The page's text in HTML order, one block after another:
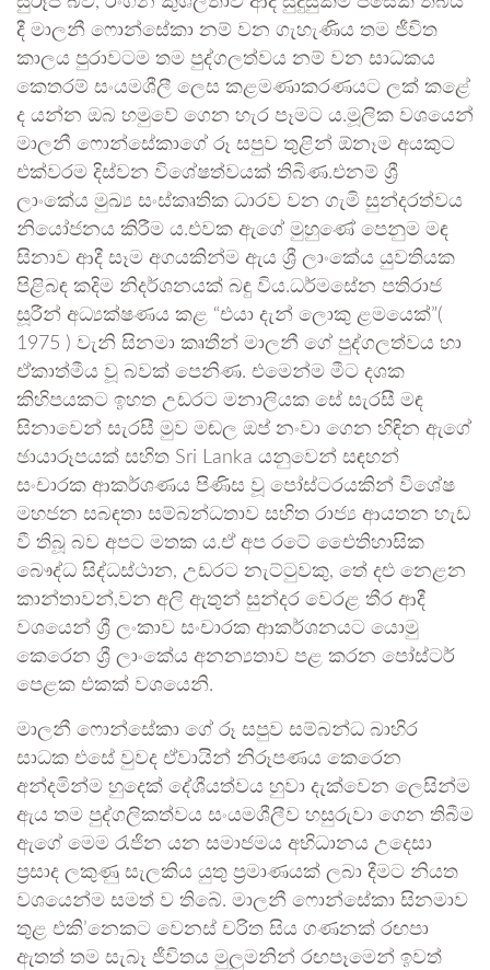
දී මාලනී ෆොන්සේකා නම් වන ගැහැණිය තම ජීවිත
කාලය පුරාවටම තම පුද්ගලත්වය නම් වන සාධකය
කෙතරම් සංයමශීලී ලෙස කළමණාකරණයට ලක් කළේ
ද යන්න ඔබ හමුවේ ගෙන හැර පෑමට ය.මූලික වශයෙන්
මාලනී ෆොන්සේකාගේ රූ සපුව තුළින් ඕනෑම අයකුට
එක්වරම දිස්වන විශේෂත්වයක් තිබිණ.එනම් ශ්‍රී
ලාංකේය මුඛ්‍ය සංස්කෘතික ධාරව වන ගැමි සුන්දරත්වය
නියෝජනය කිරීම ය.එවක ඇගේ මුහුණේ පෙනුම මඳ
සිනාව ආදී සෑම අගයකින්ම ඇය ශ්‍රී ලාංකේය යුවතියක
පිළිබඳ කදිම නිදර්ශනයක් බඳු විය.ධර්මසේන පතිරාජ
සූරීන් අධ්‍යක්ෂණය කළ “එයා දැන් ලොකු ළමයෙක්”(
1975 ) වැනි සිනමා කෘතීන් මාලනී ගේ පුද්ගලත්වය හා
ඒකාත්මීය වූ බවක් පෙනිණ. එමෙන්ම මීට දශක
කිහිපයකට ඉහත උඩරට මනාලියක සේ සැරසී මඳ
සිනාවෙන් සැරසී මුව මඬල ඔප් නංවා ගෙන හිඳින ඇගේ
ඡායාරූපයක් සහිත Sri Lanka යනුවෙන් සඳහන්
සංචාරක ආකර්ශණය පිණිස වූ පෝස්ටරයකින් විශේෂ
මහජන සබඳතා සම්බන්ධතාව සහිත රාජ්‍ය ආයතන හැඩ
වී තිබූ බව අපට මතක ය.ඒ අප රටේ එෛතිහාසික
බෞද්ධ සිද්ධස්ථාන, උඩරට නැට්ටුවකු, තේ දළු නෙළන
කාන්තාවන්,වන අලි ඇතුන් සුන්දර වෙරළ තීර ආදී
වශයෙන් ශ්‍රී ලංකාව සංචාරක ආකර්ශනයට යොමු
කෙරෙන ශ්‍රී ලාංකේය අනන්‍යතාව පළ කරන පෝස්ටර්
පෙළක එකක් වශයෙනි.
මාලනී ෆොන්සේකා ගේ රූ සපුව සම්බන්ධ බාහිර
සාධක එසේ වුවද ඒවායින් නිරූපණය කෙරෙන
අන්දමින්ම හුදෙක් දේශීයත්වය හුවා දැක්වෙන ලෙසින්ම
ඇය තම පුද්ගලිකත්වය සංයමශීලීව හසුරුවා ගෙන තිබීම
ඇගේ මෙම රැජින යන සමාජමය අභිධානය උදෙසා
ප්‍රසාද ලකුණු සැලකිය යුතු ප්‍රමාණයක් ලබා දීමට නියත
වශයෙන්ම සමත් ව තිබේ. මාලනී ෆොන්සේකා සිනමාව
තුළ එකි’නෙකට වෙනස් චරිත සිය ගණනක් රඟපා
ඇතත් තම සැබෑ ජීවිතය මුලුමනින් රඟපෑමෙන් ඉවත්